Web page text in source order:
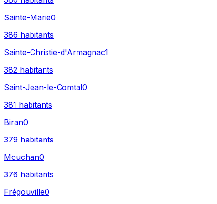
Sainte-Marie0
386 habitants
Sainte-Christie-d'Armagnac1
382 habitants
Saint-Jean-le-Comtal0
381 habitants
Biran0
379 habitants
Mouchan0
376 habitants
Frégouville0